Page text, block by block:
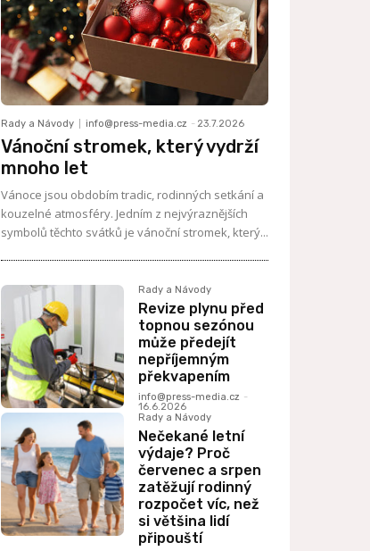
Rady a Návody info@press-media.cz - 23.7.2026
Vánoční stromek, který vydrží
mnoho let
Vánoce jsou obdobím tradic, rodinných setkání a
kouzelné atmosféry. Jedním z nejvýraznějších
symbolů těchto svátků je vánoční stromek, který...
Rady a Návody
Revize plynu před
topnou sezónou
může předejít
nepříjemným
překvapením
info@press-media.cz -
16.6.2026
Rady a Návody
Nečekané letní
výdaje? Proč
červenec a srpen
zatěžují rodinný
rozpočet víc, než
si většina lidí
připouští